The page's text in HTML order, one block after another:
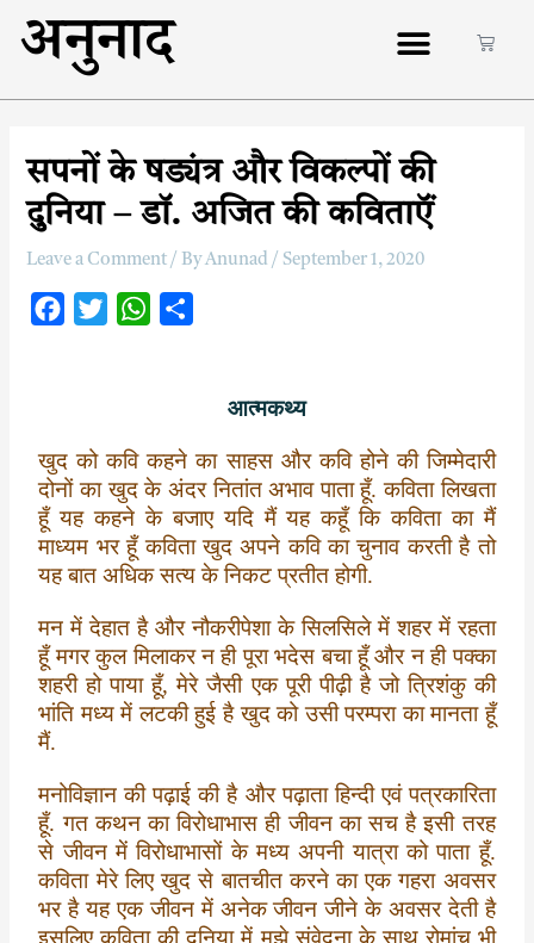
अनुनाद
सपनों के षड्यंत्र और विकल्पों की
दुनिया – डॉ. अजित की कविताऍं
Leave a Comment / ByAnunad/ September 1, 2020
o
o
k
r
W
A
p
p
आत्मकथ्य
खुद को कवि कहने का साहस और कवि होने की जिम्मेदारी
दोनों का खुद के अंदर नितांत अभाव पाता हूँ. कविता लिखता
हूँ यह कहने के बजाए यदि मैं यह कहूँ कि कविता का मैं
माध्यम भर हूँ कविता खुद अपने कवि का चुनाव करती है तो
यह बात अधिक सत्य के निकट प्रतीत होगी.
मन में देहात है और नौकरीपेशा के सिलसिले में शहर में रहता
हूँ मगर कुल मिलाकर न ही पूरा भदेस बचा हूँ और न ही पक्का
शहरी हो पाया हूँ, मेरे जैसी एक पूरी पीढ़ी है जो त्रिशंकु की
भांति मध्य में लटकी हुई है खुद को उसी परम्परा का मानता हूँ
मैं.
मनोविज्ञान की पढ़ाई की है और पढ़ाता हिन्दी एवं पत्रकारिता
हूँ. गत कथन का विरोधाभास ही जीवन का सच है इसी तरह
से जीवन में विरोधाभासों के मध्य अपनी यात्रा को पाता हूँ.
कविता मेरे लिए खुद से बातचीत करने का एक गहरा अवसर
भर है यह एक जीवन में अनेक जीवन जीने के अवसर देती है
इसलिए कविता की दुनिया में मुझे संवेदना के साथ रोमांच भी